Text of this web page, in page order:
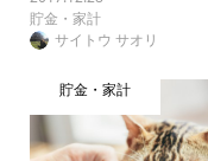
貯金・家計
サイトウ サオリ
貯金・家計